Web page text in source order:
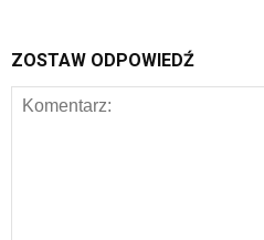
ZOSTAW ODPOWIEDŹ